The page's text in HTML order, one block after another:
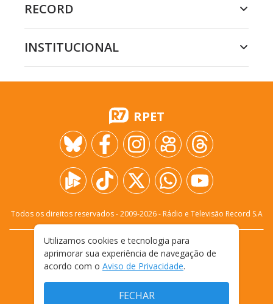
RECORD
INSTITUCIONAL
RPET
Todos os direitos reservados - 2009-2026- Rádio e Televisão Record S.A
FALE CONOSCO
PRIVACIDADE
TERMOS E CONDIÇÕES DE USO
Utilizamos cookies e tecnologia para
aprimorar sua experiência de navegação de
acordo com o Aviso de Privacidade.
FECHAR